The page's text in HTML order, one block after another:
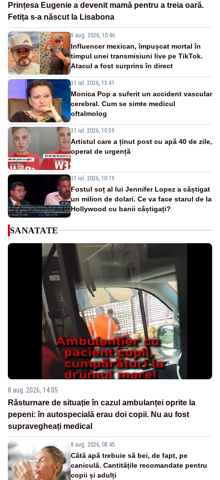
Prințesa Eugenie a devenit mamă pentru a treia oară.
Fetița s-a născut la Lisabona
5 aug. 2026, 10:46
Influencer mexican, împușcat mortal în
timpul unei transmisiuni live pe TikTok.
Atacul a fost surprins în direct
31 iul. 2026, 13:41
Monica Pop a suferit un accident vascular
cerebral. Cum se simte medicul
oftalmolog
31 iul. 2026, 10:59
Artistul care a ținut post cu apă 40 de zile,
operat de urgență
31 iul. 2026, 10:19
Fostul soț al lui Jennifer Lopez a câștigat
un milion de dolari. Ce va face starul de la
Hollywood cu banii câștigați?
SANATATE
8 aug. 2026, 14:05
Răsturnare de situație în cazul ambulanței oprite la
pepeni: în autospecială erau doi copii. Nu au fost
supravegheați medical
8 aug. 2026, 08:45
Câtă apă trebuie să bei, de fapt, pe
caniculă. Cantitățile recomandate pentru
copii și adulți